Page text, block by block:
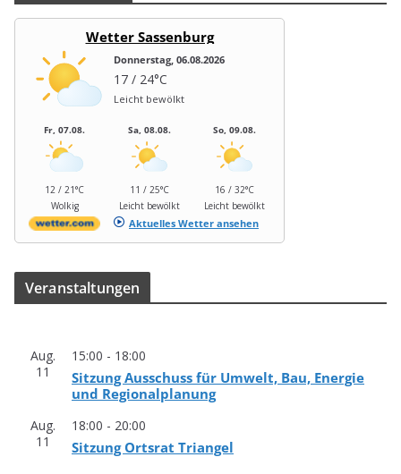
Wetter Sassenburg
Donnerstag, 06.08.2026
17 / 24°C
Leicht bewölkt
Fr, 07.08.
12 / 21°C
Wolkig
Sa, 08.08.
11 / 25°C
Leicht bewölkt
So, 09.08.
16 / 32°C
Leicht bewölkt
Aktuelles Wetter ansehen
Ver­an­stal­tun­gen
Aug.
11
15:00 - 18:00
Sit­zung Aus­schuss für Umwelt, Bau, Ener­gie
und Regionalplanung
Aug.
11
18:00 - 20:00
Sit­zung Orts­rat Triangel